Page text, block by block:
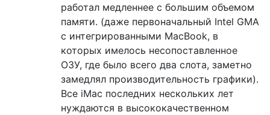
работал медленнее с большим объемом
памяти. (даже первоначальный Intel GMA
с интегрированными MacBook, в
которых имелось несопоставленное
ОЗУ, где было всего два слота, заметно
замедлял производительность графики).
Все iMac последних нескольких лет
нуждаются в высококачественном